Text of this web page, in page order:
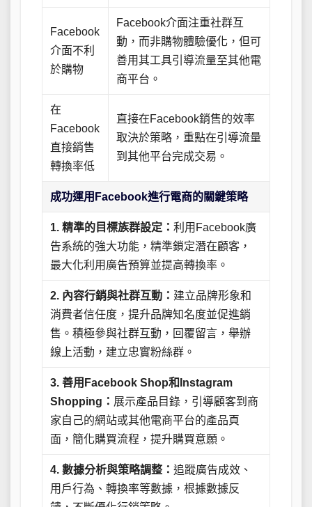
Facebook
介面不利
於購物
Facebook介面注重社群互
動，而非購物體驗優化，但可
善用其工具引導流量至其他電
商平台。
在
Facebook
直接銷售
轉換率低
直接在Facebook銷售的效率
取決於策略，重點在引導流量
到其他平台完成交易。
成功運用Facebook進行電商的關鍵策略
1. 精準的目標族群設定：利用Facebook廣
告系統的強大功能，精準鎖定潛在顧客，
最大化利用廣告預算並提高轉換率。
2. 內容行銷與社群互動： 建立品牌形象和
消費者信任度，提升品牌知名度並促進銷
售。積極參與社群互動，回覆留言，舉辦
線上活動，建立忠實粉絲群。
3. 善用Facebook Shop和Instagram
Shopping： 展示產品目錄，引導顧客到商
家自己的網站或其他電商平台的產品頁
面，簡化購買流程，提升購買意願。
4. 數據分析與策略調整：追蹤廣告成效、
用戶行為、轉換率等數據，根據數據反